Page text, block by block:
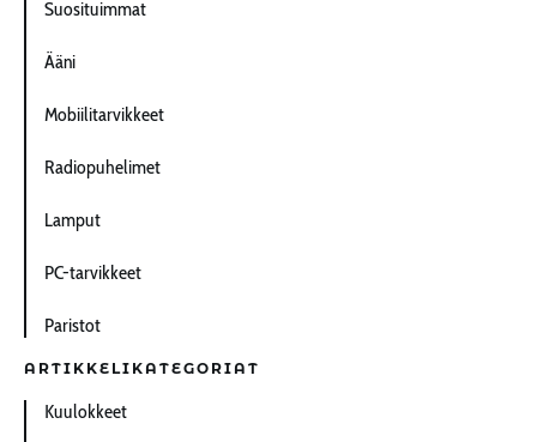
Suosituimmat
Ääni
Mobiilitarvikkeet
Radiopuhelimet
Lamput
PC-tarvikkeet
Paristot
ARTIKKELIKATEGORIAT
Kuulokkeet